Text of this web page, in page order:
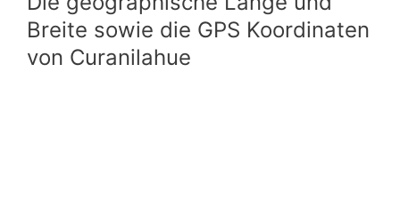
Breite sowie die GPS Koordinaten
von Curanilahue